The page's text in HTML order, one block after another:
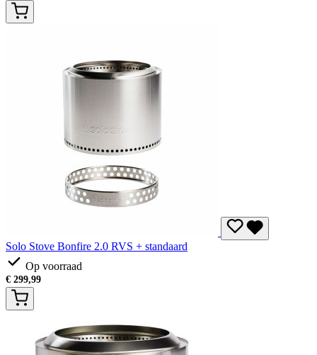
Solo Stove Bonfire 2.0 RVS + standaard
Op voorraad
€ 299,99